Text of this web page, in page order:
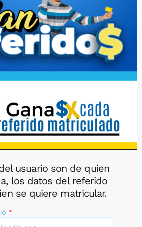
usuario son de quien
los datos del referido
se quiere matricular.